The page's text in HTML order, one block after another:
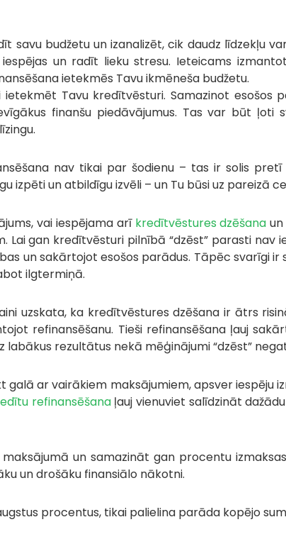
savu budžetu un izanalizēt, cik daudz līdzekļu
un radīt lieku stresu. Ieteicams
ietekmēs Tavu ikmēneša budžetu.
Tavu kredītvēsturi. Samazinot esošos
finanšu piedāvājumus. Tas var būt
nav tikai par šodienu – tas ir solis
izpēti un atbildīgu izvēli – un Tu būsi uz pareizā
vai iespējama arī kredītvēstures dzēšana
Lai gan kredītvēsturi pilnībā “dzēst” parasti nav
un sakārtojot esošos parādus. Tāpēc svarīgi
ilgtermiņā.
uzskata, ka kredītvēstures dzēšana ir ātrs
refinansēšanu. Tieši refinansēšana ļauj
rezultātus nekā mēģinājumi “dzēst”
galā ar vairākiem maksājumiem, apsver iespēju
refinansēšanaļauj vienuviet salīdzināt
un samazināt gan procentu
un drošāku finansiālo nākotni.
procentus, tikai palielina parāda kopējo